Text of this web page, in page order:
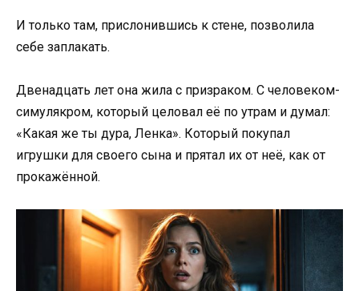
И только там, прислонившись к стене, позволила
себе заплакать.
Двенадцать лет она жила с призраком. С человеком-
симулякром, который целовал её по утрам и думал:
«Какая же ты дура, Ленка». Который покупал
игрушки для своего сына и прятал их от неё, как от
прокажённой.